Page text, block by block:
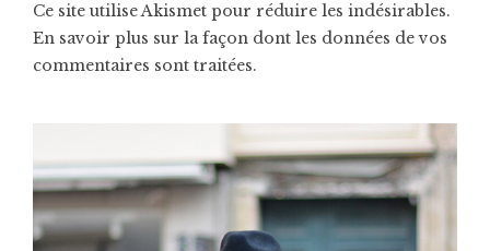
Ce site utilise Akismet pour réduire les indésirables.
En savoir plus sur la façon dont les données de vos
commentaires sont traitées.